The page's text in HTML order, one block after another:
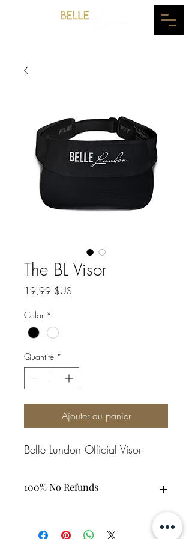
The BL Visor
19,99 $US
Color *
Quantité *
Ajouter au panier
Belle Lundon Official Visor
100% No Refunds